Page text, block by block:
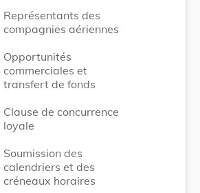
Représentants des
compagnies aériennes
Opportunités
commerciales et
transfert de fonds
Clause de concurrence
loyale
Soumission des
calendriers et des
créneaux horaires